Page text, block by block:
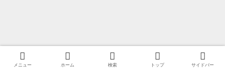
メニュー ホーム 検索 トップ サイドバー